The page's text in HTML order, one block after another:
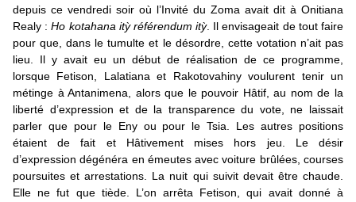
depuis ce vendredi soir où l’Invité du Zoma avait dit à Onitiana
Realy :Ho kotahana itỳ référendum itỳ. Il envisageait de tout faire
pour que, dans le tumulte et le désordre, cette votation n’ait pas
lieu. Il y avait eu un début de réalisation de ce programme,
lorsque Fetison, Lalatiana et Rakotovahiny voulurent tenir un
métinge à Antanimena, alors que le pouvoir Hâtif, au nom de la
liberté d’expression et de la transparence du vote, ne laissait
parler que pour le Eny ou pour le Tsia. Les autres positions
étaient de fait et Hâtivement mises hors jeu. Le désir
d’expression dégénéra en émeutes avec voiture brûlées, courses
poursuites et arrestations. La nuit qui suivit devait être chaude.
Elle ne fut que tiède. L’on arrêta Fetison, qui avait donné à